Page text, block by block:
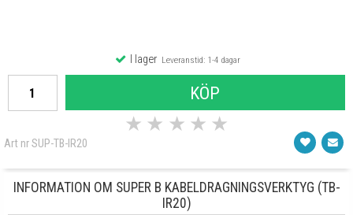
I lagerLeveranstid: 1-4 dagar
KÖP
★ ★ ★ ★ ★
Art nr SUP-TB-IR20
INFORMATION OM SUPER B KABELDRAGNINGSVERKTYG (TB-
IR20)